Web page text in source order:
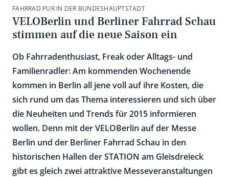
FAHRRAD PUR IN DER BUNDESHAUPTSTADT
VELOBerlin und Berliner Fahrrad Schau
stimmen auf die neue Saison ein
Ob Fahrradenthusiast, Freak oder Alltags- und
Familienradler: Am kommenden Wochenende
kommen in Berlin all jene voll auf ihre Kosten, die
sich rund um das Thema interessieren und sich über
die Neuheiten und Trends für 2015 informieren
wollen. Denn mit der VELOBerlin auf der Messe
Berlin und der Berliner Fahrrad Schau in den
historischen Hallen der STATION am Gleisdreieck
gibt es gleich zwei attraktive Messeveranstaltungen